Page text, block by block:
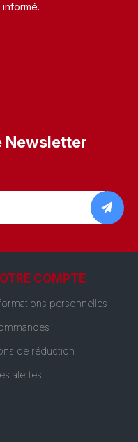
Newsletter
COMPTE
personnelles
de réduction
alertes